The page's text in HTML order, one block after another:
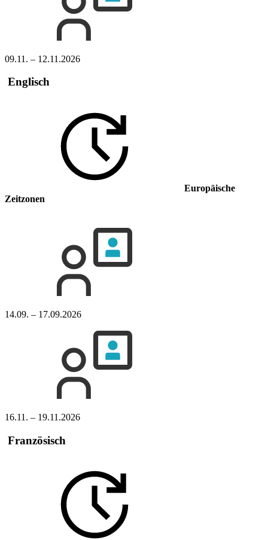
09.11. – 12.11.2026
Englisch
Europäische
Zeitzonen
14.09. – 17.09.2026
16.11. – 19.11.2026
Französisch